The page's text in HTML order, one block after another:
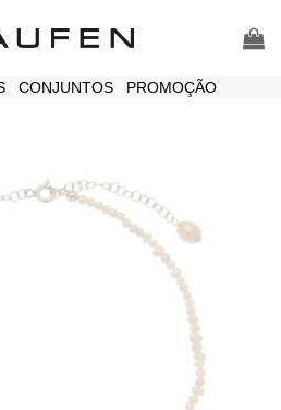
| CONJUNTOS| PROMOÇÃO